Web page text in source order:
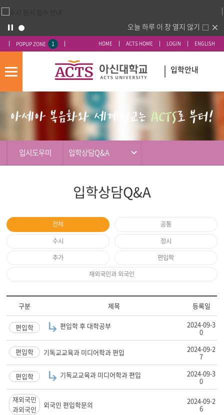
오늘 하루 이 창 열지 않기
POPUP ZONE 1 HOME ACTS HOME LOGIN ENGLISH
모
뉴
입학안내
입시도우미 입학상담Q&A
입학상담Q&A
전체
공통
수시
정시
추가
편입학
재외국민과 외국인
구분 제목 등록일
편입학 편입학 후 대학공부 2024-09-3
0
편입학 기독교교육과 미디어학과 편입 2024-09-2
7
편입학 기독교교육과 미디어학과 편입 2024-09-3
0
재외국민
과외국인
외국인 편입학문의 2024-09-2
6